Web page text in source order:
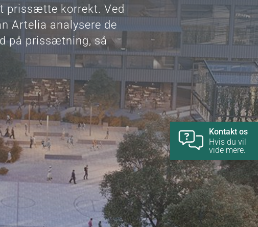
prissætte korrekt. Ved
Artelia analysere de
på prissætning, så
Kontakt os
Hvis du vil
vide mere.